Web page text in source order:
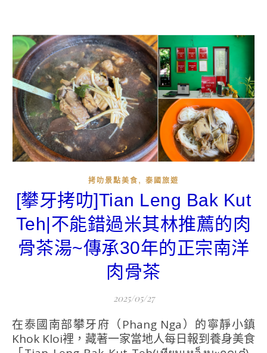
拷叻景點美食 , 泰國旅遊
[攀牙拷叻]Tian Leng Bak Kut
Teh|不能錯過米其林推薦的肉
骨茶湯~傳承30年的正宗南洋
肉骨茶
2025/05/27
在泰國南部攀牙府（Phang Nga）的寧靜小鎮
Khok Kloi裡，藏著一家當地人每日報到養身美食